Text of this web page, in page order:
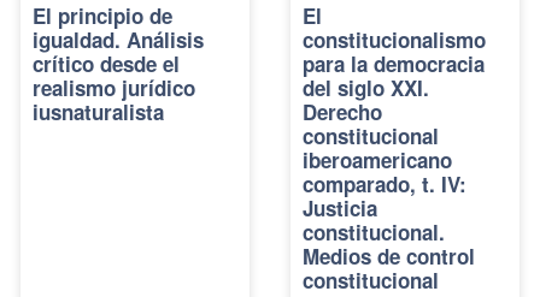
El principio de
igualdad. Análisis
crítico desde el
realismo jurídico
iusnaturalista
El
constitucionalismo
para la democracia
del siglo XXI.
Derecho
constitucional
iberoamericano
comparado, t. IV:
Justicia
constitucional.
Medios de control
constitucional